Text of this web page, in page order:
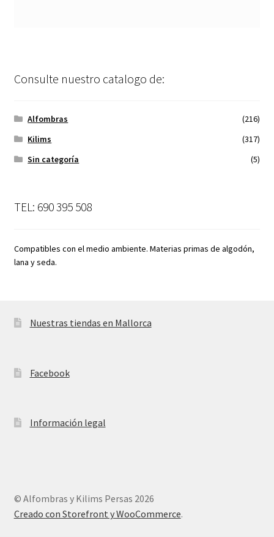
Consulte nuestro catalogo de:
Alfombras
(216)
Kilims
(317)
Sin categoría
(5)
TEL: 690 395 508
Compatibles con el medio ambiente. Materias primas de algodón,
lana y seda.
Nuestras tiendas en Mallorca
Facebook
Información legal
© Alfombras y Kilims Persas 2026
Creado con Storefront y WooCommerce.